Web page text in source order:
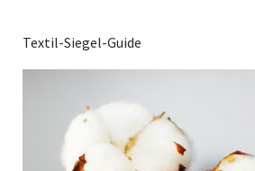
Textil-Siegel-Guide